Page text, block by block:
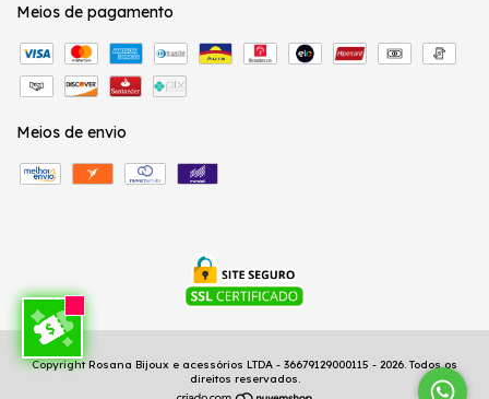
Meios de pagamento
Meios de envio
Copyright Rosana Bijoux e acessórios LTDA - 36679129000115 - 2026. Todos os
direitos reservados.